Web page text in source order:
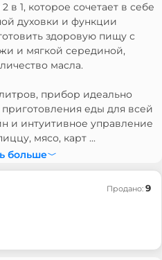
в 1, которое сочетает в себе
духовки и функции
здоровую пищу с
и мягкой серединой,
масла.
прибор идеально
еды для всей
и интуитивное управление
мясо, карт ...
больше
Продано: 9